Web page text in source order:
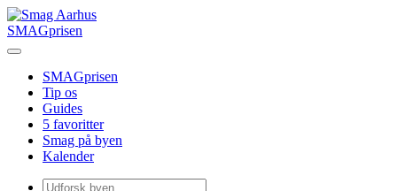
SMAGprisen
SMAGprisen
Tip os
Guides
5 favoritter
Smag på byen
Kalender